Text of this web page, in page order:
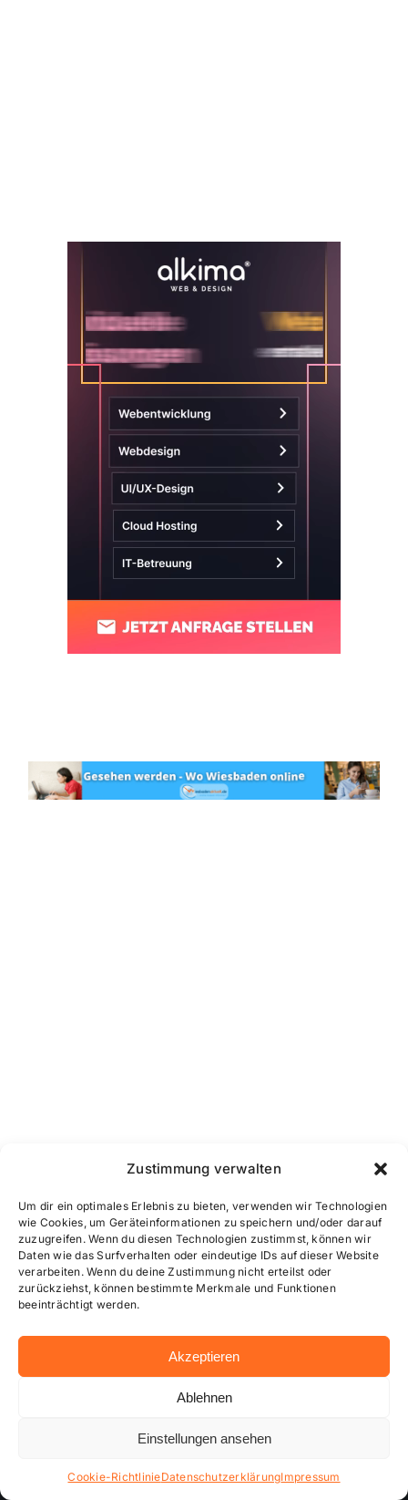
Zustimmung verwalten
Um dir ein optimales Erlebnis zu bieten, verwenden wir Technologien
wie Cookies, um Geräteinformationen zu speichern und/oder darauf
zuzugreifen. Wenn du diesen Technologien zustimmst, können wir
Daten wie das Surfverhalten oder eindeutige IDs auf dieser Website
verarbeiten. Wenn du deine Zustimmung nicht erteilst oder
zurückziehst, können bestimmte Merkmale und Funktionen
beeinträchtigt werden.
Akzeptieren
Ablehnen
Einstellungen ansehen
Cookie-RichtlinieDatenschutzerklärungImpressum
…online besser informiert!